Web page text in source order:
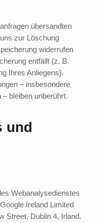
übersandten
zur Löschung
widerrufen
entfällt (z. B.
Ihres Anliegens).
– insbesondere
bleiben unberührt.
und
Webanalysedienstes
Ireland Limited
Street, Dublin 4, Irland.